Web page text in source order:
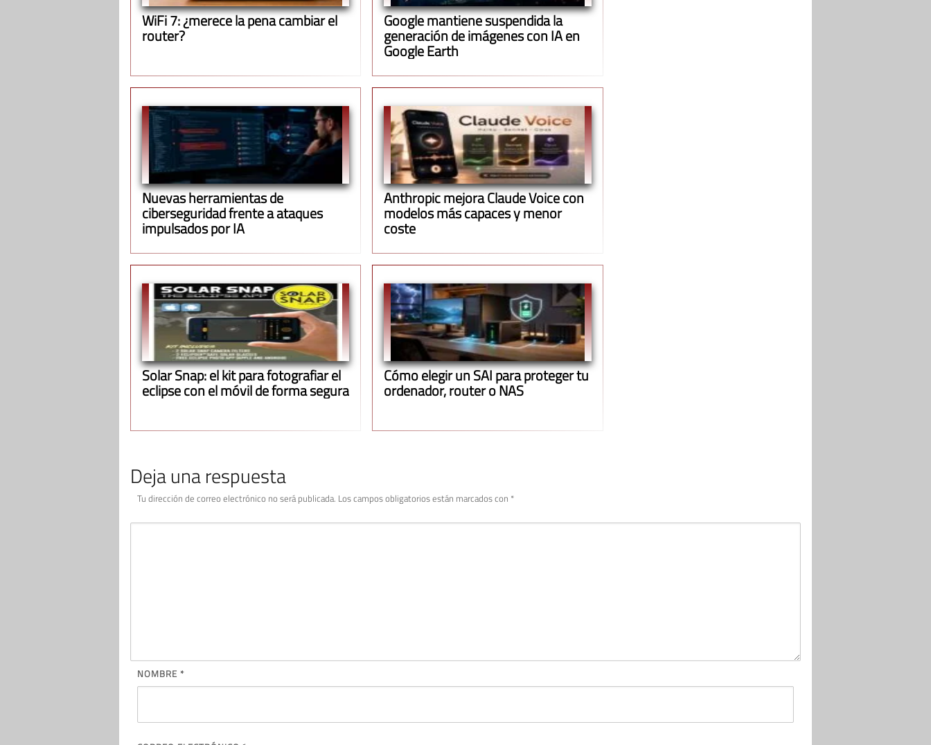
WiFi 7: ¿merece la pena cambiar el
router?
Google mantiene suspendida la
generación de imágenes con IA en
Google Earth
Nuevas herramientas de
ciberseguridad frente a ataques
impulsados por IA
Anthropic mejora Claude Voice con
modelos más capaces y menor
coste
Solar Snap: el kit para fotografiar el
eclipse con el móvil de forma segura
Cómo elegir un SAI para proteger tu
ordenador, router o NAS
Deja una respuesta
Tu dirección de correo electrónico no será publicada. Los campos obligatorios están marcados con *
NOMBRE *